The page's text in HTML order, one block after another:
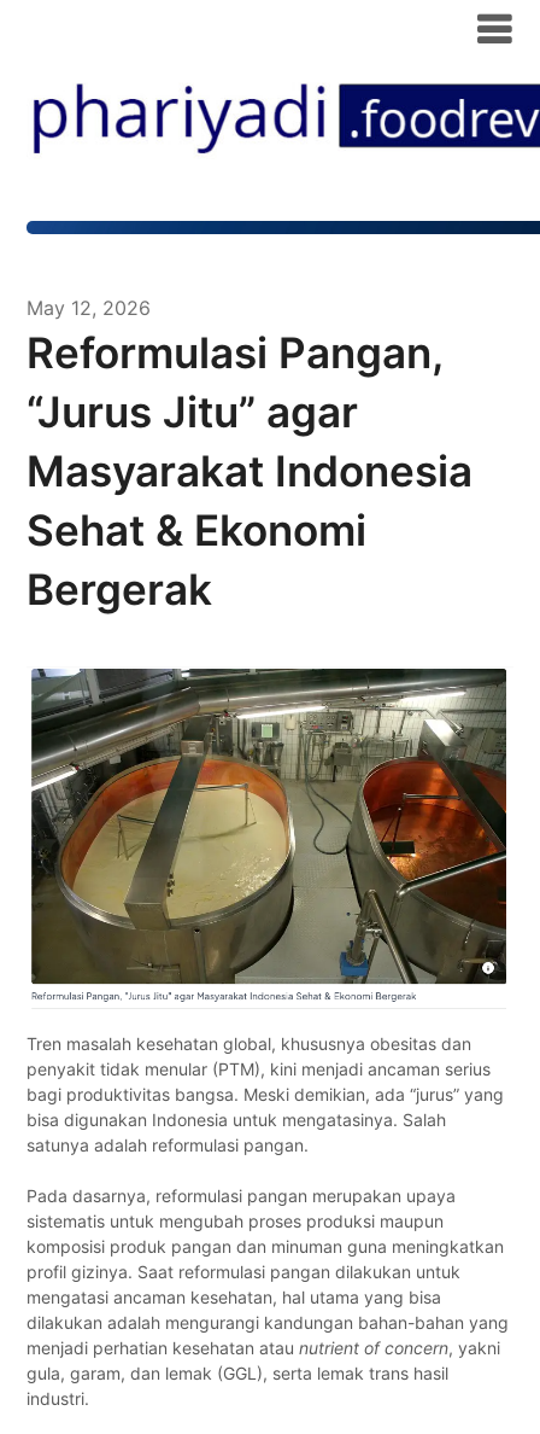
May 12, 2026
Reformulasi Pangan,
“Jurus Jitu” agar
Masyarakat Indonesia
Sehat & Ekonomi
Bergerak
Tren masalah kesehatan global, khususnya obesitas dan
penyakit tidak menular (PTM), kini menjadi ancaman serius
bagi produktivitas bangsa. Meski demikian, ada “jurus” yang
bisa digunakan Indonesia untuk mengatasinya. Salah
satunya adalah reformulasi pangan.
Pada dasarnya, reformulasi pangan merupakan upaya
sistematis untuk mengubah proses produksi maupun
komposisi produk pangan dan minuman guna meningkatkan
profil gizinya. Saat reformulasi pangan dilakukan untuk
mengatasi ancaman kesehatan, hal utama yang bisa
dilakukan adalah mengurangi kandungan bahan-bahan yang
menjadi perhatian kesehatan ataunutrient of concern, yakni
gula, garam, dan lemak (GGL), serta lemak trans hasil
industri.